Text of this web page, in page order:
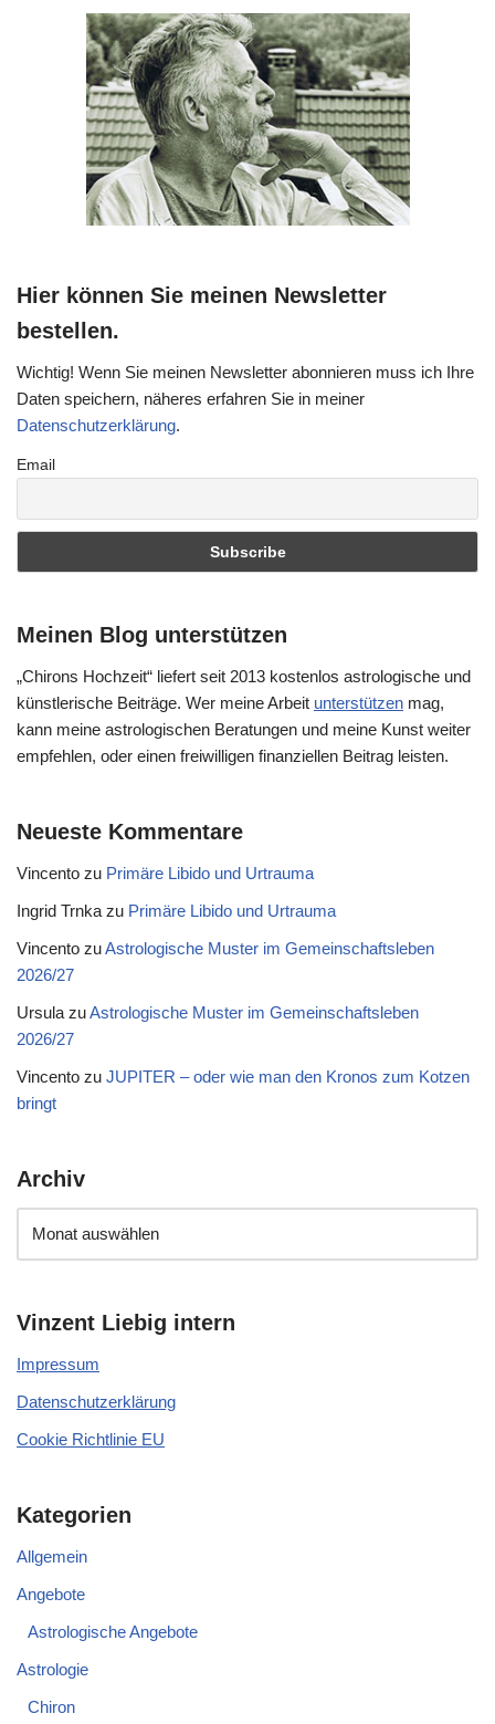
Hier können Sie meinen Newsletter
bestellen.
Wichtig! Wenn Sie meinen Newsletter abonnieren muss ich Ihre
Daten speichern, näheres erfahren Sie in meiner
Datenschutzerklärung.
Email
Meinen Blog unterstützen
„Chirons Hochzeit“ liefert seit 2013 kostenlos astrologische und
künstlerische Beiträge. Wer meine Arbeit unterstützen mag,
kann meine astrologischen Beratungen und meine Kunst weiter
empfehlen, oder einen freiwilligen finanziellen Beitrag leisten.
Neueste Kommentare
Vincento zu Primäre Libido und Urtrauma
Ingrid Trnka zu Primäre Libido und Urtrauma
Vincento zuAstrologische Muster im Gemeinschaftsleben
2026/27
Ursula zuAstrologische Muster im Gemeinschaftsleben
2026/27
Vincento zu JUPITER – oder wie man den Kronos zum Kotzen
bringt
Archiv
Vinzent Liebig intern
Impressum
Datenschutzerklärung
Cookie Richtlinie EU
Kategorien
Allgemein
Angebote
Astrologische Angebote
Astrologie
Chiron